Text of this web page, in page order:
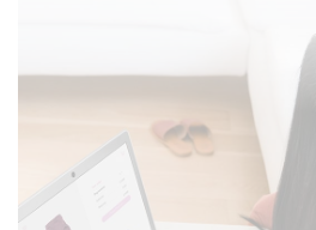
y el
mundo